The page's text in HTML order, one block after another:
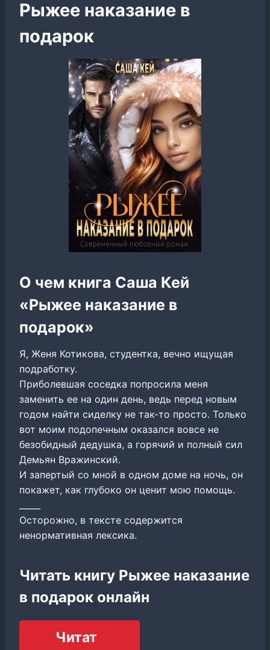
Рыжее наказание в
подарок
О чем книга Саша Кей
«Рыжее наказание в
подарок»
Я, Женя Котикова, студентка, вечно ищущая
подработку.
Приболевшая соседка попросила меня
заменить ее на один день, ведь перед новым
годом найти сиделку не так-то просто. Только
вот моим подопечным оказался вовсе не
безобидный дедушка, а горячий и полный сил
Демьян Вражинский.
И запертый со мной в одном доме на ночь, он
покажет, как глубоко он ценит мою помощь.
Осторожно, в тексте содержится
ненормативная лексика.
Читать книгу Рыжее наказание
в подарок онлайн
Читат